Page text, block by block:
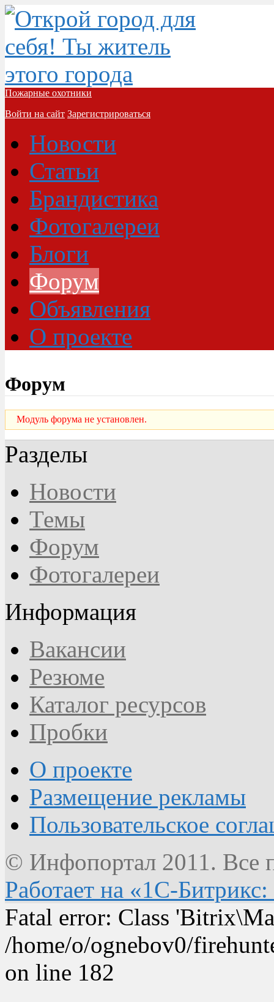
Пожарные охотники
Войти на сайт Зарегистрироваться
Новости
Статьи
Брандистика
Фотогалереи
Блоги
Форум
Объявления
О проекте
Форум
Модуль форума не установлен.
Разделы
Новости
Темы
Форум
Фотогалереи
Информация
Вакансии
Резюме
Каталог ресурсов
Пробки
О проекте
Размещение рекламы
Пользовательское
© Инфопортал 2011. Все
Работает на «1С-
Fatal error: Class
/home/o/ognebov0/
on line 182